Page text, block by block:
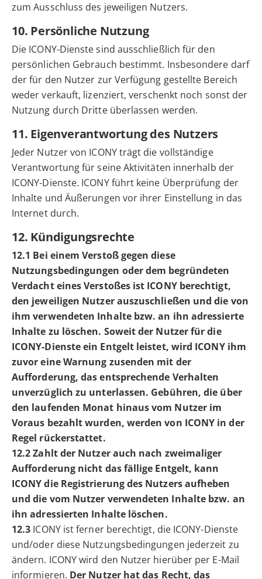
zum Ausschluss des jeweiligen Nutzers.
10. Persönliche Nutzung
Die ICONY-Dienste sind ausschließlich für den
persönlichen Gebrauch bestimmt. Insbesondere darf
der für den Nutzer zur Verfügung gestellte Bereich
weder verkauft, lizenziert, verschenkt noch sonst der
Nutzung durch Dritte überlassen werden.
11. Eigenverantwortung des Nutzers
Jeder Nutzer von ICONY trägt die vollständige
Verantwortung für seine Aktivitäten innerhalb der
ICONY-Dienste. ICONY führt keine Überprüfung der
Inhalte und Äußerungen vor ihrer Einstellung in das
Internet durch.
12. Kündigungsrechte
12.1 Bei einem Verstoß gegen diese
Nutzungsbedingungen oder dem begründeten
Verdacht eines Verstoßes ist ICONY berechtigt,
den jeweiligen Nutzer auszuschließen und die von
ihm verwendeten Inhalte bzw. an ihn adressierte
Inhalte zu löschen. Soweit der Nutzer für die
ICONY-Dienste ein Entgelt leistet, wird ICONY ihm
zuvor eine Warnung zusenden mit der
Aufforderung, das entsprechende Verhalten
unverzüglich zu unterlassen. Gebühren, die über
den laufenden Monat hinaus vom Nutzer im
Voraus bezahlt wurden, werden von ICONY in der
Regel rückerstattet.
12.2 Zahlt der Nutzer auch nach zweimaliger
Aufforderung nicht das fällige Entgelt, kann
ICONY die Registrierung des Nutzers aufheben
und die vom Nutzer verwendeten Inhalte bzw. an
ihn adressierten Inhalte löschen.
12.3 ICONY ist ferner berechtigt, die ICONY-Dienste
und/oder diese Nutzungsbedingungen jederzeit zu
ändern. ICONY wird den Nutzer hierüber per E-Mail
informieren. Der Nutzer hat das Recht, das